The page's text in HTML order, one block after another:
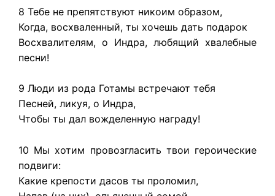
8 Тебе не препятствуют никоим образом,
Когда, восхваленный, ты хочешь дать подарок
Восхвалителям, о Индра, любящий хвалебные
песни!
9 Люди из рода Готамы встречают тебя
Песней, ликуя, о Индра,
Чтобы ты дал вожделенную награду!
10 Мы хотим провозгласить твои героические
подвиги:
Какие крепости дасов ты проломил,